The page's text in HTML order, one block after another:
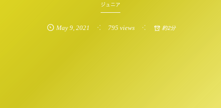
ジュニア
May 9, 2021 795 views 約2分